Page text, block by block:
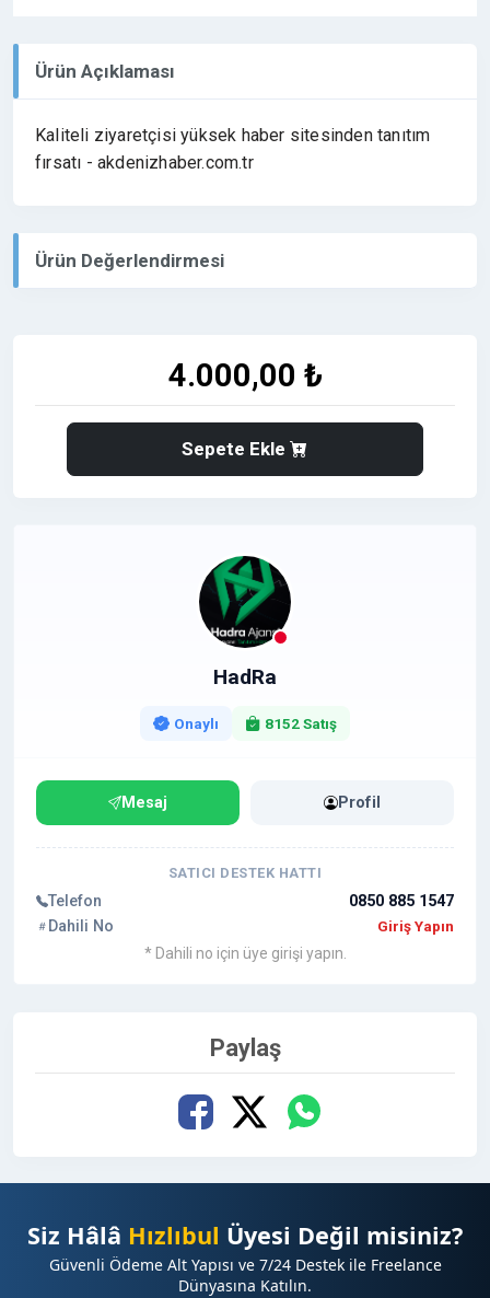
Ürün Açıklaması
Kaliteli ziyaretçisi yüksek haber sitesinden tanıtım
fırsatı - akdenizhaber.com.tr
Ürün Değerlendirmesi
4.000,00 ₺
Sepete Ekle
HadRa
Onaylı 8152 Satış
Mesaj Profil
SATICI DESTEK HATTI
Telefon
0850 885 1547
Dahili No
Giriş Yapın
* Dahili no için üye girişi yapın.
Paylaş
Siz Hâlâ Hızlıbul Üyesi Değil misiniz?
Güvenli Ödeme Alt Yapısı ve 7/24 Destek ile Freelance
Dünyasına Katılın.